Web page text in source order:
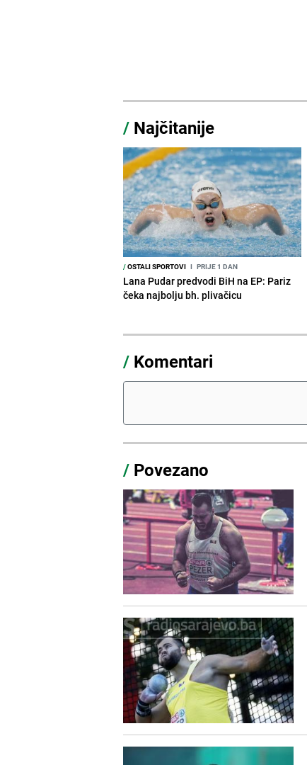
/ Najčitanije
/OSTALI SPORTOVI I PRIJE 1 DAN
Lana Pudar predvodi BiH na EP: Pariz
čeka najbolju bh. plivačicu
/ Komentari
/ Povezano